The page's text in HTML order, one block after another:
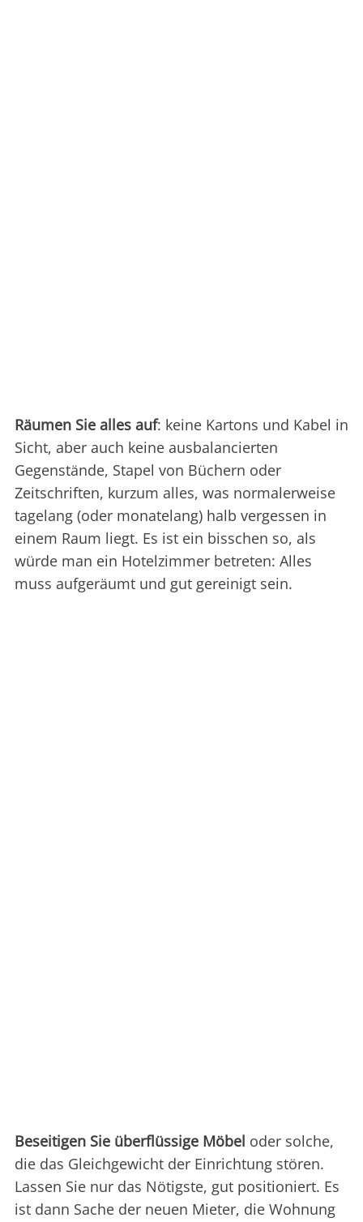
Räumen Sie alles auf: keine Kartons und Kabel in
Sicht, aber auch keine ausbalancierten
Gegenstände, Stapel von Büchern oder
Zeitschriften, kurzum alles, was normalerweise
tagelang (oder monatelang) halb vergessen in
einem Raum liegt. Es ist ein bisschen so, als
würde man ein Hotelzimmer betreten: Alles
muss aufgeräumt und gut gereinigt sein.
Beseitigen Sie überflüssige Möbel oder solche,
die das Gleichgewicht der Einrichtung stören.
Lassen Sie nur das Nötigste, gut positioniert. Es
ist dann Sache der neuen Mieter, die Wohnung